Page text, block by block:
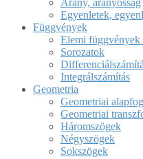
Egyenletek,
Függvények
Elemi függvények
Sorozatok
Integrálszámítás
Geometria
Geometriai
Geometriai
Háromszögek
Négyszögek
Sokszögek